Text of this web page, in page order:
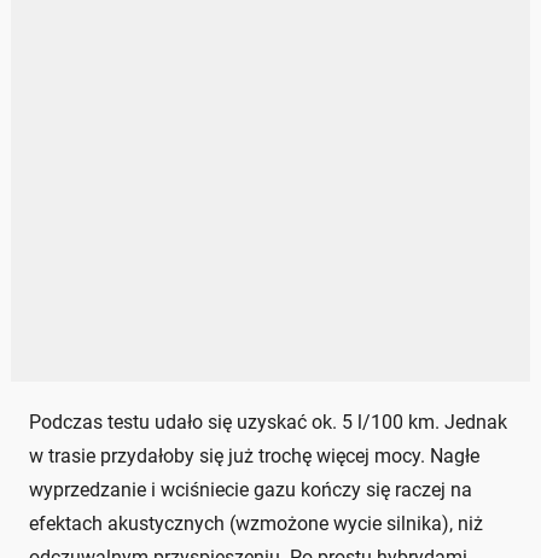
Podczas testu udało się uzyskać ok. 5 l/100 km. Jednak
w trasie przydałoby się już trochę więcej mocy. Nagłe
wyprzedzanie i wciśniecie gazu kończy się raczej na
efektach akustycznych (wzmożone wycie silnika), niż